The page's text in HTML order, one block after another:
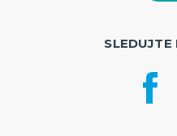
SLEDUJTE